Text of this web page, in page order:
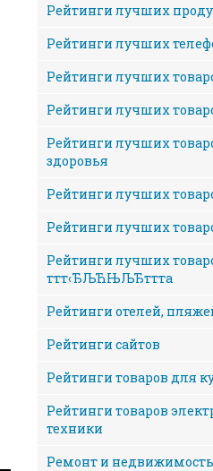
Рейтинги лучших
Рейтинги лучших
Рейтинги лучших
Рейтинги лучших
Рейтинги лучших
здоровья
Рейтинги лучших
Рейтинги лучших
Рейтинги лучших
ттт‹ЂЉЋЊЉЂттта
Рейтинги отелей,
Рейтинги сайтов
Рейтинги товаров для
Рейтинги товаров
техники
Ремонт и недвижимость